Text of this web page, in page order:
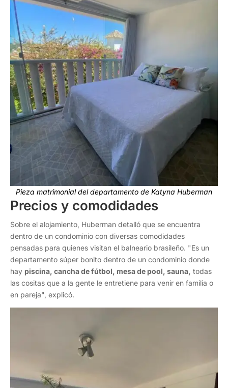
Pieza matrimonial del departamento de Katyna Huberman
Precios y comodidades
Sobre el alojamiento, Huberman detalló que se encuentra
dentro de un condominio con diversas comodidades
pensadas para quienes visitan el balneario brasileño. "Es un
departamento súper bonito dentro de un condominio donde
hay piscina, cancha de fútbol, mesa de pool, sauna, todas
las cositas que a la gente le entretiene para venir en familia o
en pareja", explicó.